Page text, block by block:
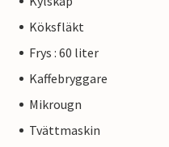
Köksfläkt
Frys : 60 liter
Kaffebryggare
Mikrougn
Tvättmaskin